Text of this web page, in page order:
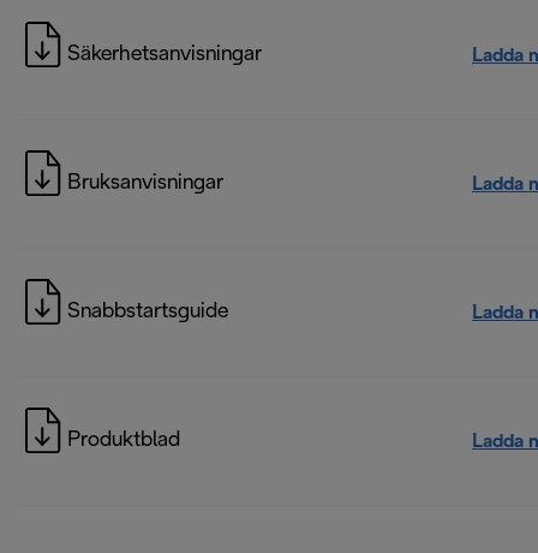
Säkerhetsanvisningar Ladda
Bruksanvisningar Ladda
Snabbstartsguide Ladda
Produktblad Ladda